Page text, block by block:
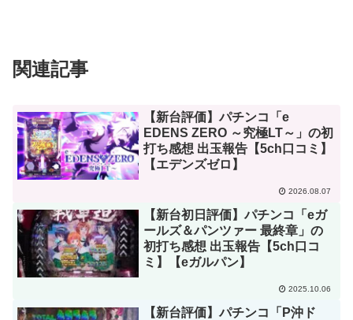
関連記事
【新台評価】パチンコ「e
EDENS ZERO ～究極LT～」の初
打ち感想 出玉報告【5ch口コミ】
【エデンズゼロ】
2026.08.07
【新台初日評価】パチンコ「eガ
ールズ＆パンツァー 最終章」の
初打ち感想 出玉報告【5ch口コ
ミ】【eガルパン】
2025.10.06
【新台評価】パチンコ「P沖ド